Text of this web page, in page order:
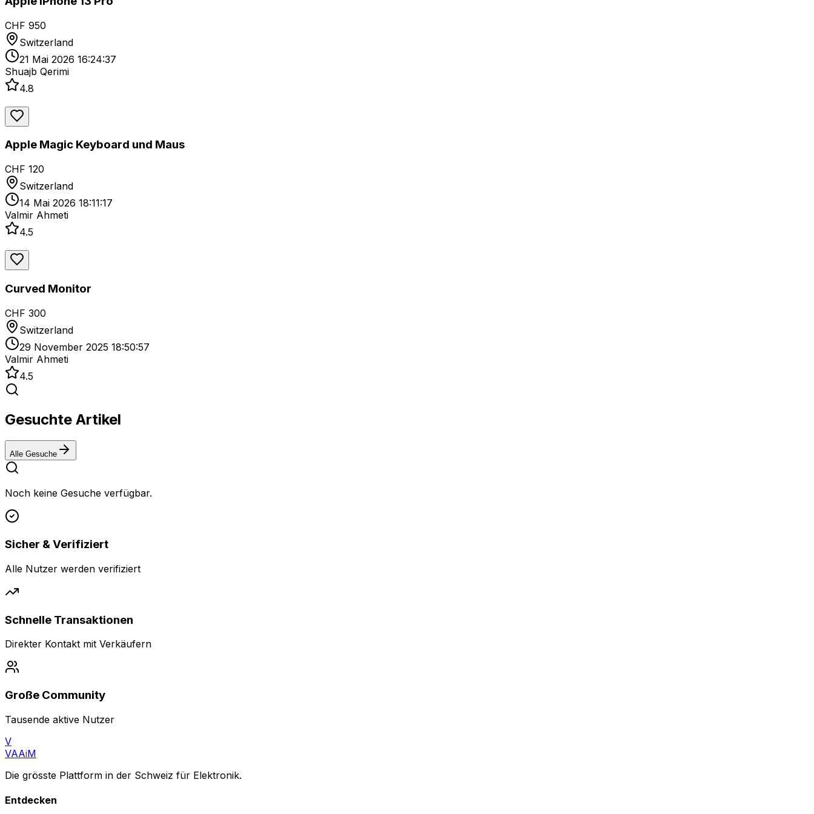
CHF 950
Switzerland
21 Mai 2026 16:24:37
Shuajb Qerimi
4.8
Apple Magic Keyboard und Maus
CHF 120
Switzerland
14 Mai 2026 18:11:17
Valmir Ahmeti
4.5
Curved Monitor
CHF 300
Switzerland
29 November 2025 18:50:57
Valmir Ahmeti
4.5
Gesuchte Artikel
Alle Gesuche
Noch keine Gesuche verfügbar.
Sicher & Verifiziert
Alle Nutzer werden verifiziert
Schnelle Transaktionen
Direkter Kontakt mit Verkäufern
Große Community
Tausende aktive Nutzer
V
VAAiM
Die grösste Plattform in der Schweiz für Elektronik.
Entdecken